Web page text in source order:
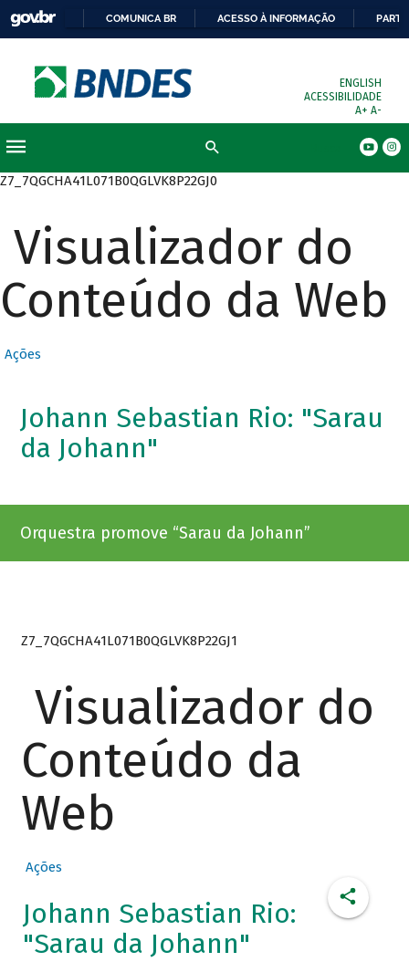
COMUNICA BR ACESSO À INFORMAÇÃO
ENGLISH
ACESSIBILIDADE
A+ A-
Z7_7QGCHA41L071B0QGLVK8P22GJ0
Visualizador do
Conteúdo da Web
Ações
Johann Sebastian Rio: "Sarau
da Johann"
Orquestra promove “Sarau da Johann”
Z7_7QGCHA41L071B0QGLVK8P22GJ1
Visualizador do
Conteúdo da
Web
Ações
Johann Sebastian Rio:
"Sarau da Johann"